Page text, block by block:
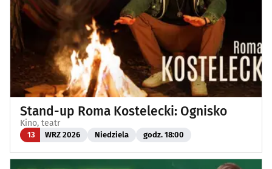
Stand-up Roma Kostelecki: Ognisko
Kino, teatr
13 WRZ 2026 Niedziela godz. 18:00